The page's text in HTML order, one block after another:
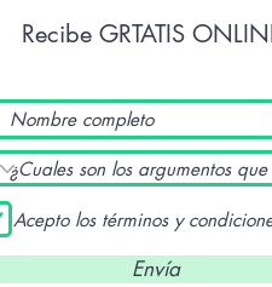
Recibe GRTATIS
Acepto los términos y
Envía